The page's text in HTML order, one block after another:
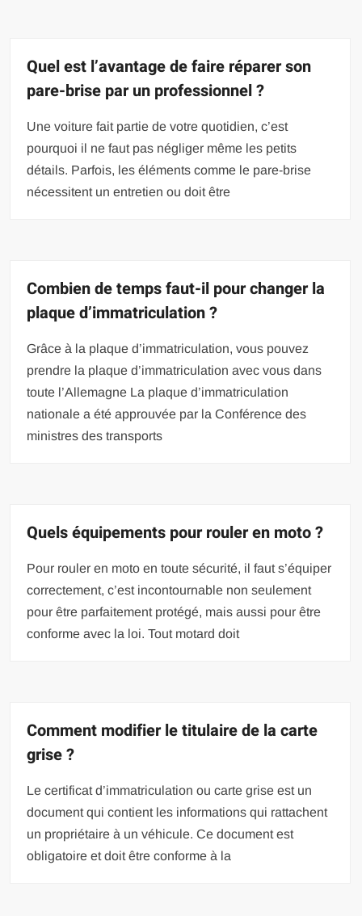
Quel est l’avantage de faire réparer son
pare-brise par un professionnel ?
Une voiture fait partie de votre quotidien, c’est
pourquoi il ne faut pas négliger même les petits
détails. Parfois, les éléments comme le pare-brise
nécessitent un entretien ou doit être
Combien de temps faut-il pour changer la
plaque d’immatriculation ?
Grâce à la plaque d’immatriculation, vous pouvez
prendre la plaque d’immatriculation avec vous dans
toute l’Allemagne La plaque d’immatriculation
nationale a été approuvée par la Conférence des
ministres des transports
Quels équipements pour rouler en moto ?
Pour rouler en moto en toute sécurité, il faut s’équiper
correctement, c’est incontournable non seulement
pour être parfaitement protégé, mais aussi pour être
conforme avec la loi. Tout motard doit
Comment modifier le titulaire de la carte
grise ?
Le certificat d’immatriculation ou carte grise est un
document qui contient les informations qui rattachent
un propriétaire à un véhicule. Ce document est
obligatoire et doit être conforme à la